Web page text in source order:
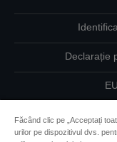
Declarație
Făcând clic pe „Acceptați
urilor pe dispozitivul dvs.